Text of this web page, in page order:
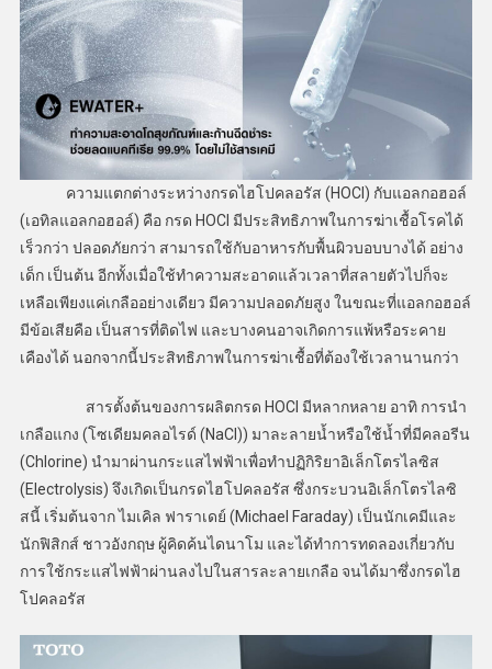
ความแตกต่างระหว่างกรดไฮโปคลอรัส (HOCl) กับแอลกอฮอล์
(เอทิลแอลกอฮอล์) คือ กรด HOCl มีประสิทธิภาพในการฆ่าเชื้อโรคได้
เร็วกว่า ปลอดภัยกว่า สามารถใช้กับอาหารกับพื้นผิวบอบบางได้ อย่าง
เด็ก เป็นต้น อีกทั้งเมื่อใช้ทำความสะอาดแล้วเวลาที่สลายตัวไปก็จะ
เหลือเพียงแค่เกลืออย่างเดียว มีความปลอดภัยสูง ในขณะที่แอลกอฮอล์
มีข้อเสียคือ เป็นสารที่ติดไฟ และบางคนอาจเกิดการแพ้หรือระคาย
เคืองได้ นอกจากนี้ประสิทธิภาพในการฆ่าเชื้อที่ต้องใช้เวลานานกว่า
สารตั้งต้นของการผลิตกรด HOCl มีหลากหลาย อาทิ การนำ
เกลือแกง (โซเดียมคลอไรด์ (NaCl)) มาละลายน้ำหรือใช้น้ำที่มีคลอรีน
(Chlorine) นำมาผ่านกระแสไฟฟ้าเพื่อทำปฏิกิริยาอิเล็กโตรไลซิส
(Electrolysis) จึงเกิดเป็นกรดไฮโปคลอรัส ซึ่งกระบวนอิเล็กโตรไลซิ
สนี้ เริ่มต้นจาก ไมเคิล ฟาราเดย์ (Michael Faraday) เป็นนักเคมีและ
นักฟิสิกส์ ชาวอังกฤษ ผู้คิดค้นไดนาโม และได้ทำการทดลองเกี่ยวกับ
การใช้กระแสไฟฟ้าผ่านลงไปในสารละลายเกลือ จนได้มาซึ่งกรดไฮ
โปคลอรัส